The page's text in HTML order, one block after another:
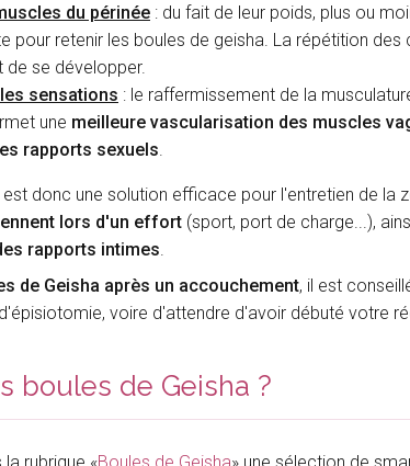
du périnée : du fait de leur poids, plus ou
pour retenir les boules de geisha. La répétition
de se développer.
sensations : le raffermissement de la
une meilleure vascularisation des muscles
rapports sexuels.
donc une solution efficace pour l'entretien de la
lors d'un effort (sport, port de charge...),
rapports intimes.
de Geisha après un accouchement, il est
voire d'attendre d'avoir débuté votre
boules de Geisha ?